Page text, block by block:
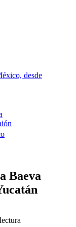
desde
Baeva